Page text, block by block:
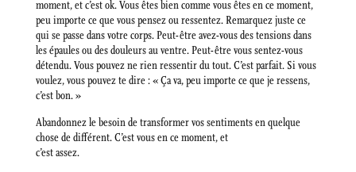
moment, et c’est ok. Vous êtes bien comme vous êtes en ce moment,
peu importe ce que vous pensez ou ressentez. Remarquez juste ce
qui se passe dans votre corps. Peut-être avez-vous des tensions dans
les épaules ou des douleurs au ventre. Peut-être vous sentez-vous
détendu. Vous pouvez ne rien ressentir du tout. C’est parfait. Si vous
voulez, vous pouvez te dire : « Ça va, peu importe ce que je ressens,
c’est bon. »
Abandonnez le besoin de transformer vos sentiments en quelque
chose de différent. C’est vous en ce moment, et
c’est assez.